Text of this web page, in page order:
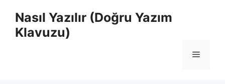
Nasıl Yazılır (Doğru Yazım
Klavuzu)
Menü